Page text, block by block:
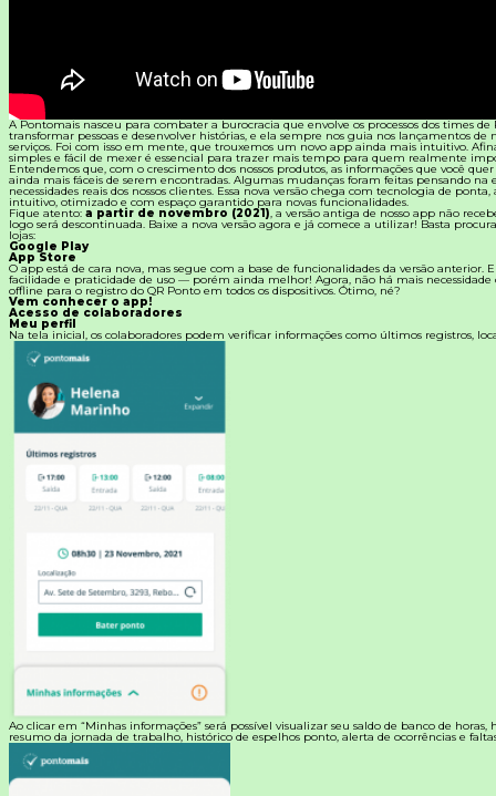
Todos os Materiais Gratuitos
E-book
Aprofunde seu conhecimento
Ferramentas e Templates
Para agilizar o seu trabalho
Infográfico
Conteúdo prático e rápido
Kits
Materiais centralizados
Lives
A Pontomais nasceu para combater a burocracia que envolve os processos dos times de
transformar pessoas e desenvolver histórias, e ela sempre nos guia nos lançamentos de
serviços. Foi com isso em mente, que trouxemos um novo app ainda mais intuitivo.
simples e fácil de mexer é essencial para trazer mais tempo para quem realmente
Entendemos que, com o crescimento dos nossos produtos, as informações que você quer
ainda mais fáceis de serem encontradas. Algumas mudanças foram feitas pensando na
necessidades reais dos nossos clientes. Essa nova versão chega com tecnologia de
intuitivo, otimizado e com espaço garantido para novas funcionalidades.
Fique atento: a partir de novembro (2021), a versão antiga de nosso app não
logo será descontinuada. Baixe a nova versão agora e já comece a utilizar! Basta
lojas:
Google Play
App Store
O app está de cara nova, mas segue com a base de funcionalidades da versão anterior.
facilidade e praticidade de uso — porém ainda melhor! Agora, não há mais necessidade
offline para o registro do QR Ponto em todos os dispositivos. Ótimo, né?
Vem conhecer o app!
Acesso de colaboradores
Meu perfil
Na tela inicial, os colaboradores podem verificar informações como últimos registros,
Ao clicar em “Minhas informações” será possível visualizar seu saldo de banco de horas,
resumo da jornada de trabalho, histórico de espelhos ponto, alerta de ocorrências e